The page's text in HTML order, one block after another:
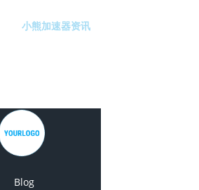
小熊加速器资讯
Blog